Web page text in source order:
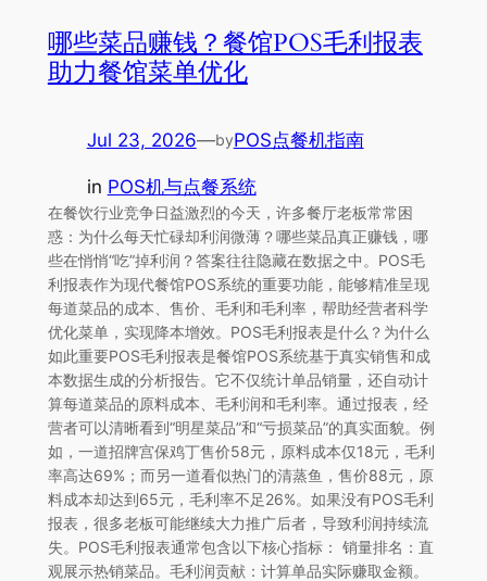
哪些菜品赚钱？餐馆POS毛利报表
助力餐馆菜单优化
Jul 23, 2026—byPOS点餐机指南
in POS机与点餐系统
在餐饮行业竞争日益激烈的今天，许多餐厅老板常常困
惑：为什么每天忙碌却利润微薄？哪些菜品真正赚钱，哪
些在悄悄“吃”掉利润？答案往往隐藏在数据之中。POS毛
利报表作为现代餐馆POS系统的重要功能，能够精准呈现
每道菜品的成本、售价、毛利和毛利率，帮助经营者科学
优化菜单，实现降本增效。POS毛利报表是什么？为什么
如此重要POS毛利报表是餐馆POS系统基于真实销售和成
本数据生成的分析报告。它不仅统计单品销量，还自动计
算每道菜品的原料成本、毛利润和毛利率。通过报表，经
营者可以清晰看到“明星菜品”和“亏损菜品”的真实面貌。例
如，一道招牌宫保鸡丁售价58元，原料成本仅18元，毛利
率高达69%；而另一道看似热门的清蒸鱼，售价88元，原
料成本却达到65元，毛利率不足26%。如果没有POS毛利
报表，很多老板可能继续大力推广后者，导致利润持续流
失。POS毛利报表通常包含以下核心指标： 销量排名：直
观展示热销菜品。毛利润贡献：计算单品实际赚取金额。